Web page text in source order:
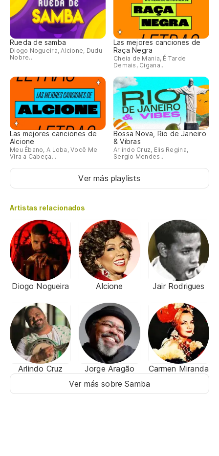
Rueda de samba
Diogo Nogueira, Alcione, Dudu
Nobre...
Las mejores canciones de
Raça Negra
Cheia de Mania, É Tarde
Demais, Cigana...
Las mejores canciones de
Alcione
Meu Ébano, A Loba, Você Me
Vira a Cabeça...
Bossa Nova, Rio de Janeiro
& Vibras
Arlindo Cruz, Elis Regina,
Sergio Mendes...
Ver más playlists
Artistas relacionados
Diogo Nogueira Alcione Jair Rodrigues
Arlindo Cruz Jorge Aragão
Carmen Miranda
Ver más sobre Samba